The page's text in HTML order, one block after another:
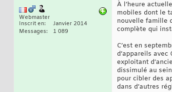
Webmaster
Inscrit en
Janvier 2014
Messages
1 089
À l’heure
mobiles dont le
nouvelle famille
complète qui
C’est en
d’appareils
exploitant
dissimulé au
pour cibler des
dans d’autres